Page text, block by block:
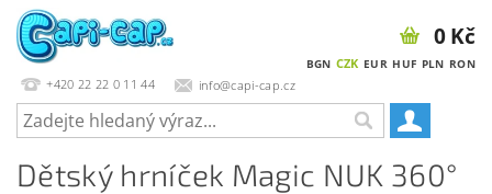
+420 22 22 0 11 44 info@capi-cap.cz
BGN CZK EUR HUF PLN RON
0 Kč
Dětský hrníček Magic NUK 360°